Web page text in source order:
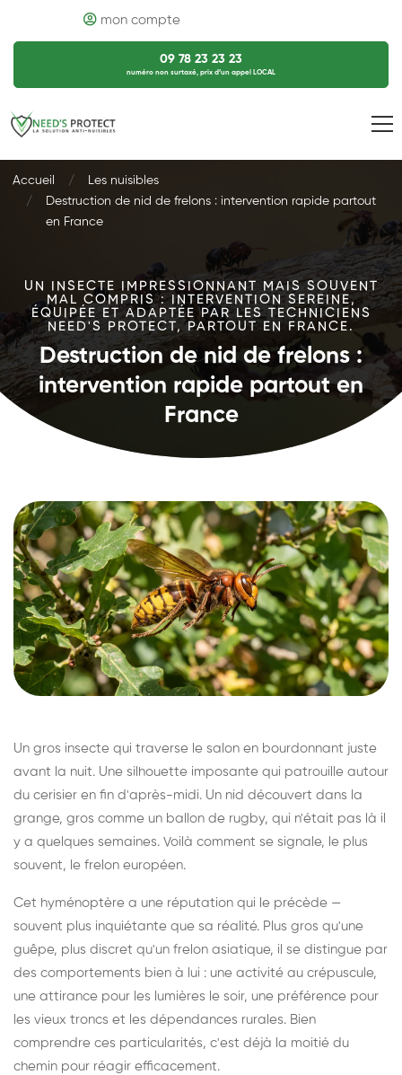
mon compte
09 78 23 23 23
numéro non surtaxé, prix d’un appel LOCAL
Accueil
Les nuisibles
Destruction de nid de frelons : intervention rapide partout
en France
UN INSECTE IMPRESSIONNANT MAIS SOUVENT
MAL COMPRIS : INTERVENTION SEREINE,
ÉQUIPÉE ET ADAPTÉE PAR LES TECHNICIENS
NEED'S PROTECT, PARTOUT EN FRANCE.
Destruction de nid de frelons :
intervention rapide partout en
France
Un gros insecte qui traverse le salon en bourdonnant juste
avant la nuit. Une silhouette imposante qui patrouille autour
du cerisier en fin d'après-midi. Un nid découvert dans la
grange, gros comme un ballon de rugby, qui n'était pas là il
y a quelques semaines. Voilà comment se signale, le plus
souvent, le frelon européen.
Cet hyménoptère a une réputation qui le précède —
souvent plus inquiétante que sa réalité. Plus gros qu'une
guêpe, plus discret qu'un frelon asiatique, il se distingue par
des comportements bien à lui : une activité au crépuscule,
une attirance pour les lumières le soir, une préférence pour
les vieux troncs et les dépendances rurales. Bien
comprendre ces particularités, c'est déjà la moitié du
chemin pour réagir efficacement.